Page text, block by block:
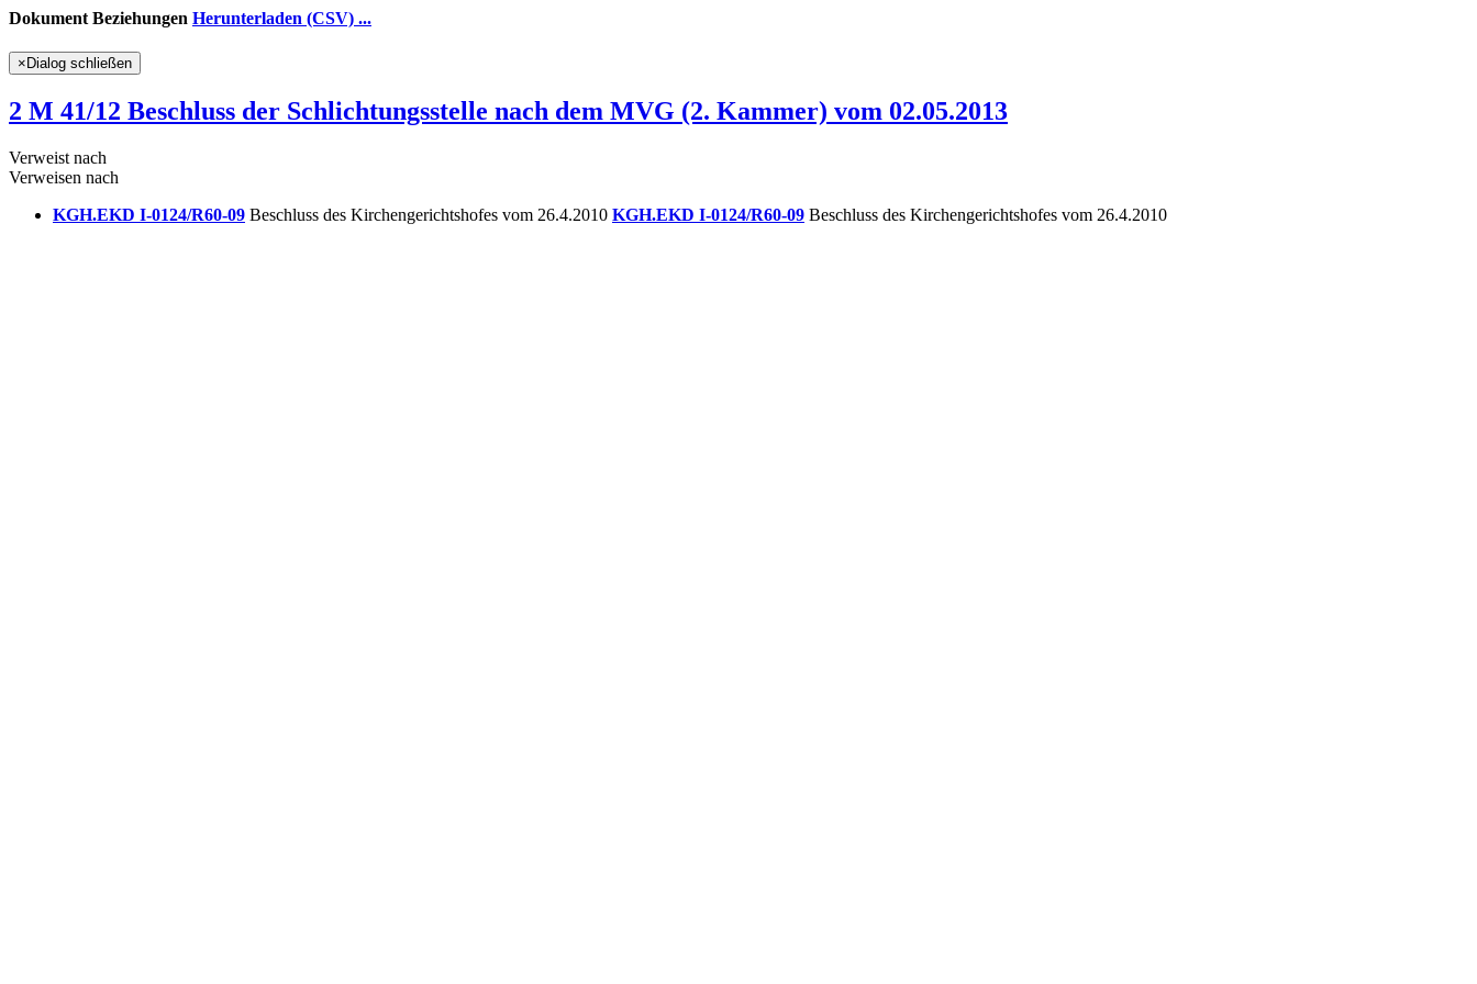
Dokument Beziehungen Herunterladen (CSV) ...
× Dialog schließen
2 M 41/12 Beschluss der Schlichtungsstelle nach dem MVG (2. Kammer) vom 02.05.2013
Verweist nach
Verweisen nach
KGH.EKD I-0124/R60-09 Beschluss des Kirchengerichtshofes vom 26.4.2010 KGH.EKD I-0124/R60-09 Beschluss des Kirchengerichtshofes vom 26.4.2010